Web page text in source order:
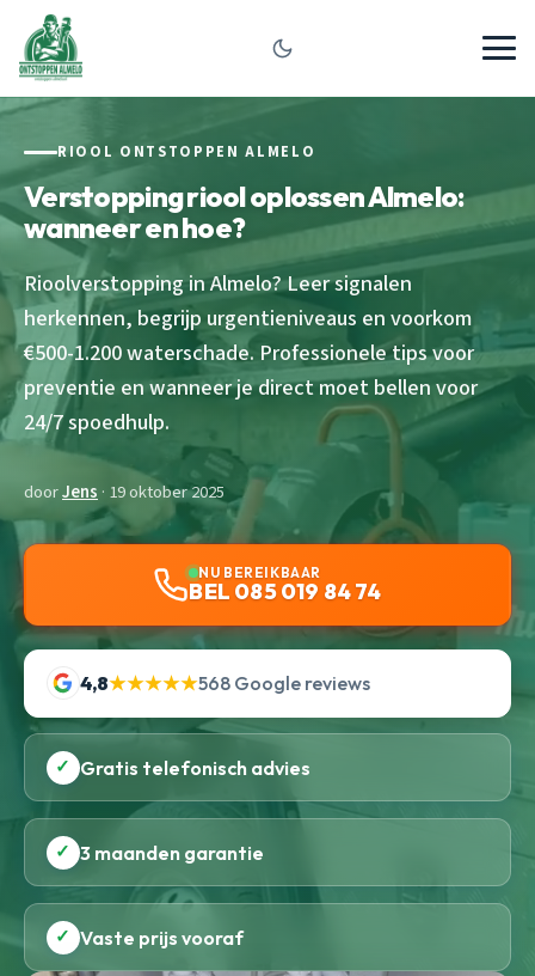
RIOOL ONTSTOPPEN ALMELO
Verstopping riool oplossen Almelo:
wanneer en hoe?
Rioolverstopping in Almelo? Leer signalen
herkennen, begrijp urgentieniveaus en voorkom
€500-1.200 waterschade. Professionele tips voor
preventie en wanneer je direct moet bellen voor
24/7 spoedhulp.
doorJens · 19 oktober 2025
NU BEREIKBAAR
BEL 085 019 84 74
4,8★★★★★568 Google reviews
✓ Gratis telefonisch advies
✓ 3 maanden garantie
✓ Vaste prijs vooraf